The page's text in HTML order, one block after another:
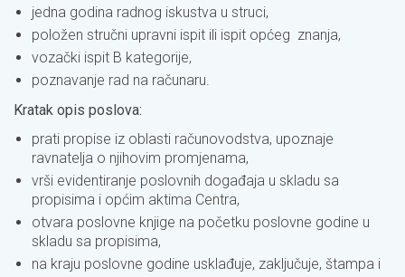
jedna godina radnog iskustva u struci,
položen stručni upravni ispit ili ispit općeg znanja,
vozački ispit B kategorije,
poznavanje rad na računaru.
Kratak opis poslova:
prati propise iz oblasti računovodstva, upoznaje
ravnatelja o njihovim promjenama,
vrši evidentiranje poslovnih događaja u skladu sa
propisima i općim aktima Centra,
otvara poslovne knjige na početku poslovne godine u
skladu sa propisima,
na kraju poslovne godine usklađuje, zaključuje, štampa i